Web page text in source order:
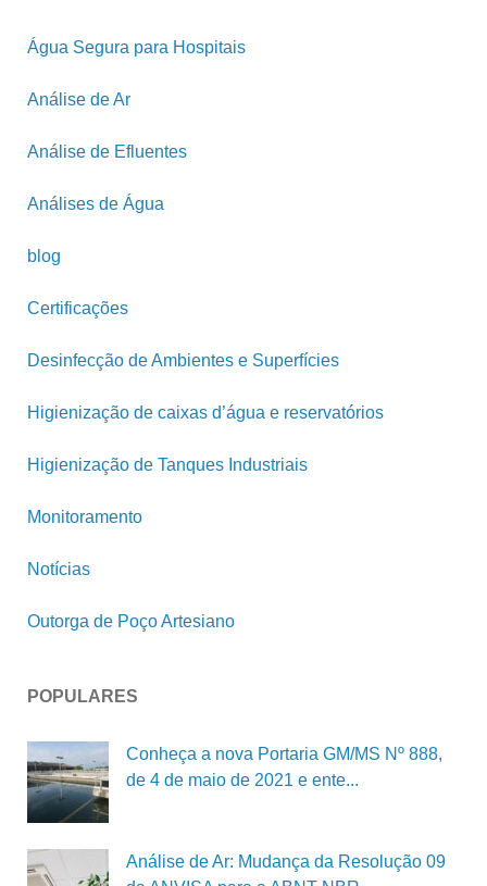
Água Segura para Hospitais
Análise de Ar
Análise de Efluentes
Análises de Água
blog
Certificações
Desinfecção de Ambientes e Superfícies
Higienização de caixas d’água e reservatórios
Higienização de Tanques Industriais
Monitoramento
Notícias
Outorga de Poço Artesiano
POPULARES
Conheça a nova Portaria GM/MS Nº 888,
de 4 de maio de 2021 e ente...
Análise de Ar: Mudança da Resolução 09